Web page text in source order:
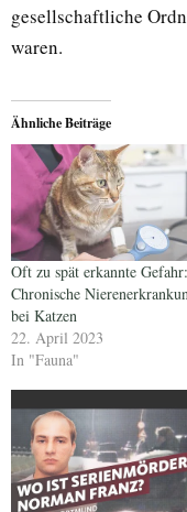
gesellschaftliche
waren.
Ähnliche Beiträge
Oft zu spät erkannte Gefahr:
Chronische
bei Katzen
22. April 2023
In "Fauna"